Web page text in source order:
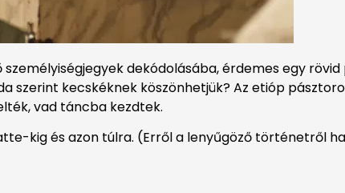
dekódolásába, érdemes egy
szerint kecskéknek köszönhetjük? Az etióp
vad táncba kezdtek.
kig és azon túlra. (Erről a lenyűgöző történetről